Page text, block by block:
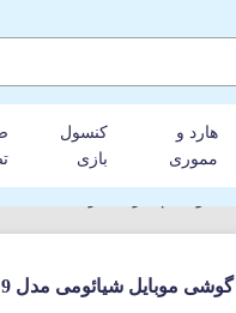
هارد و
مموری
کنسول
بازی
گوشی موبایل شیائومی مدل Redmi 9 دو سیم‌ کارت ظرفیت 64 گیگابایت